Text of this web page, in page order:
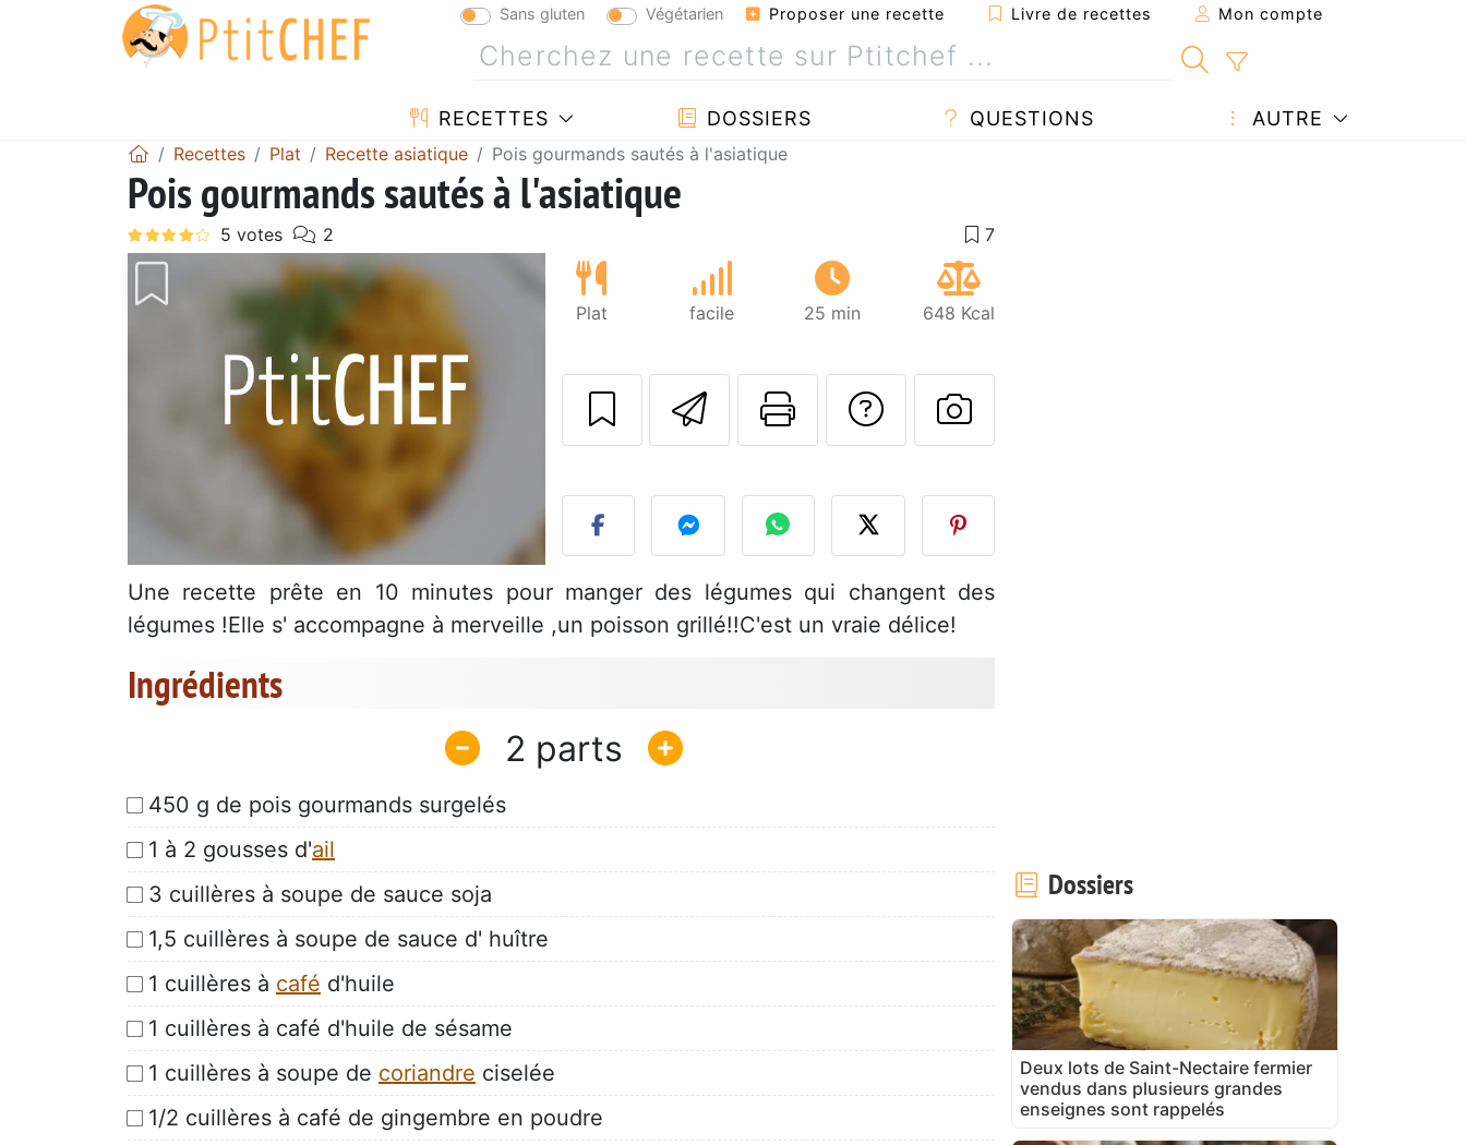
Sans gluten Végétarien Proposer une recette Livre de recettes Mon compte
RECETTES DOSSIERS QUESTIONS AUTRE
Recettes Plat Recette asiatique Pois gourmands sautés à l'asiatique
Pois gourmands sautés à l'asiatique
Plat facile 25 min 648 Kcal
Envoyer cette recette à un ami
Imprimer cette page
Poser une question à l'auteur
Publier votre photo de cette
Une recette prête en 10 minutes pour manger des légumes qui changent des
légumes !Elle s' accompagne à merveille ,un poisson grillé!!C'est un vraie délice!
Ingrédients
2
450 g de pois gourmands surgelés
1 à 2 gousses d'ail
3 cuillères à soupe de sauce soja
1,5 cuillères à soupe de sauce d' huître
1 cuillères à café d'huile
1 cuillères à café d'huile de sésame
1 cuillères à soupe de coriandre ciselée
1/2 cuillères à café de gingembre en poudre
Dossiers
Deux lots de Saint-Nectaire fermier
vendus dans plusieurs grandes
enseignes sont rappelés